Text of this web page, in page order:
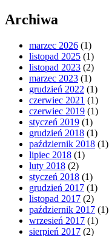
Archiwa
marzec 2026 (1)
listopad 2025 (1)
listopad 2023 (2)
marzec 2023 (1)
grudzień 2022 (1)
czerwiec 2021 (1)
czerwiec 2019 (1)
styczeń 2019 (1)
grudzień 2018 (1)
październik 2018 (1)
lipiec 2018 (1)
luty 2018 (2)
styczeń 2018 (1)
grudzień 2017 (1)
listopad 2017 (2)
październik 2017 (1)
wrzesień 2017 (1)
sierpień 2017 (2)